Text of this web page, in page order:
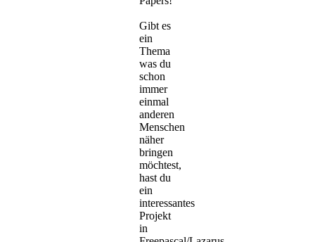
Gibt es
ein
Thema
was du
schon
immer
einmal
anderen
Menschen
näher
bringen
möchtest,
hast du
ein
interessantes
Projekt
in